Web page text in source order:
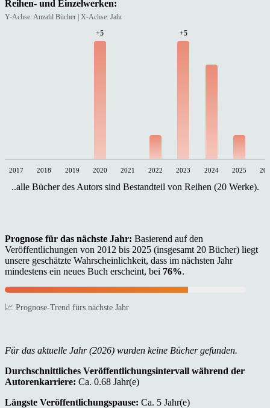
Reihen- und Einzelwerken:
Y-Achse: Anzahl Bücher | X-Achse: Jahr
2017 2018 2019
+5
2020 2021 2022
+5
2023 2024 2025
..alle Bücher des Autors sind Bestandteil von Reihen (20 Werke).
Prognose für das nächste Jahr: Basierend auf den
Veröffentlichungen von 2012 bis 2025 (insgesamt 20 Bücher) liegt
unsere geschätzte Wahrscheinlichkeit, dass im nächsten Jahr
mindestens ein neues Buch erscheint, bei 76%.
📈 Prognose-Trend fürs nächste Jahr
Für das aktuelle Jahr (2026) wurden keine Bücher gefunden.
Durchschnittliches Veröffentlichungsintervall während der
Autorenkarriere: Ca. 0.68 Jahr(e)
Längste Veröffentlichungspause: Ca. 5 Jahr(e)